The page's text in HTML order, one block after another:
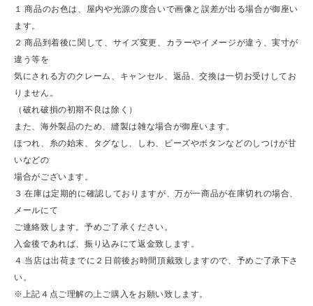
１.商品のお色は、屋内や光源の度合いで画像と誤差が出る場合が御座い
ます。
２.商品到着後に関して、サイズ変更、カラーやイメージが違う、実寸が
違う等を
気にされる方のクレーム、キャンセル、返品、交換は一切お受けしてお
りません。
（破れ破損の初期不良は除く）
また、海外製品のため、縫製は雑な場合が御座います。
ほつれ、糸の始末、タグなし、しわ、ビーズやボタンなどのしつけが甘
いなどの
場合がございます。
３.在庫は定期的に確認しておりますが、万が一商品が在庫切れの場合、
メールにて
ご連絡致します。予めご了承ください。
入金後であれば、振り込みにて返金致します。
４.当店は出荷までに２日前後お時間頂戴致しますので、予めご了承下さ
い。
※上記４点ご理解の上ご購入をお願い致します。